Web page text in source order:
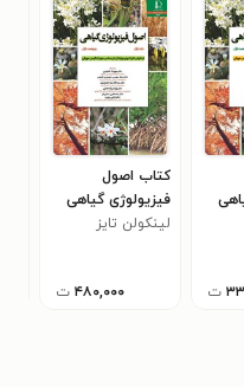
ت
کتاب اصول
فیزیولوژی گیاهی
(جلد اول)
لینکولن تایز
۴۸۰,۰۰۰ ت